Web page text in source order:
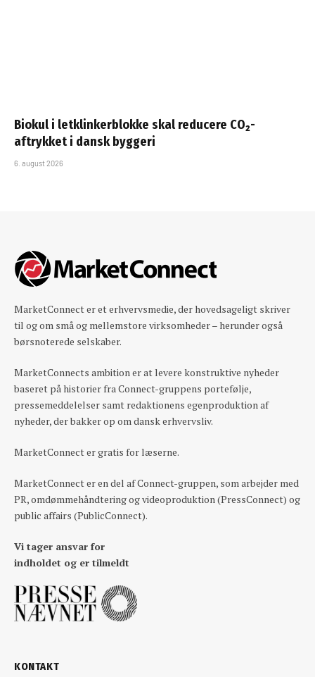
Biokul i letklinkerblokke skal reducere CO₂-
aftrykket i dansk byggeri
6. august 2026
MarketConnect er et erhvervsmedie, der hovedsageligt skriver
til og om små og mellemstore virksomheder – herunder også
børsnoterede selskaber.
MarketConnects ambition er at levere konstruktive nyheder
baseret på historier fra Connect-gruppens portefølje,
pressemeddelelser samt redaktionens egenproduktion af
nyheder, der bakker op om dansk erhvervsliv.
MarketConnect er gratis for læserne.
MarketConnect er en del af Connect-gruppen, som arbejder med
PR, omdømmehåndtering og videoproduktion (PressConnect) og
public affairs (PublicConnect).
Vi tager ansvar for
indholdet og er tilmeldt
KONTAKT